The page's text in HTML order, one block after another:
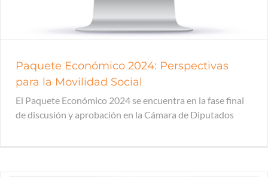
Paquete Económico 2024: Perspectivas
para la Movilidad Social
El Paquete Económico 2024 se encuentra en la fase final
de discusión y aprobación en la Cámara de Diputados